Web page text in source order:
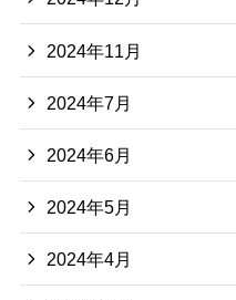
2024年11月
2024年7月
2024年6月
2024年5月
2024年4月